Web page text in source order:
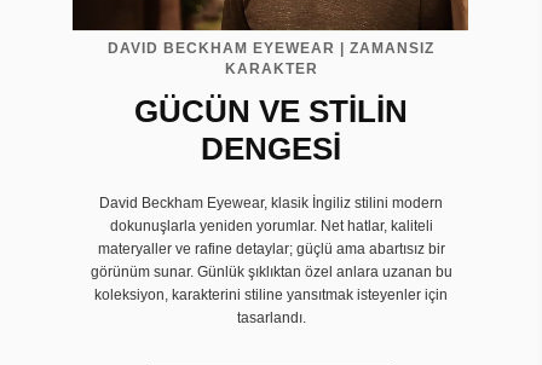
DAVID BECKHAM EYEWEAR | ZAMANSIZ
KARAKTER
GÜCÜN VE STİLİN
DENGESİ
David Beckham Eyewear, klasik İngiliz stilini modern
dokunuşlarla yeniden yorumlar. Net hatlar, kaliteli
materyaller ve rafine detaylar; güçlü ama abartısız bir
görünüm sunar. Günlük şıklıktan özel anlara uzanan bu
koleksiyon, karakterini stiline yansıtmak isteyenler için
tasarlandı.